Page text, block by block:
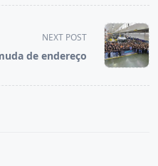
NEXT POST
de endereço